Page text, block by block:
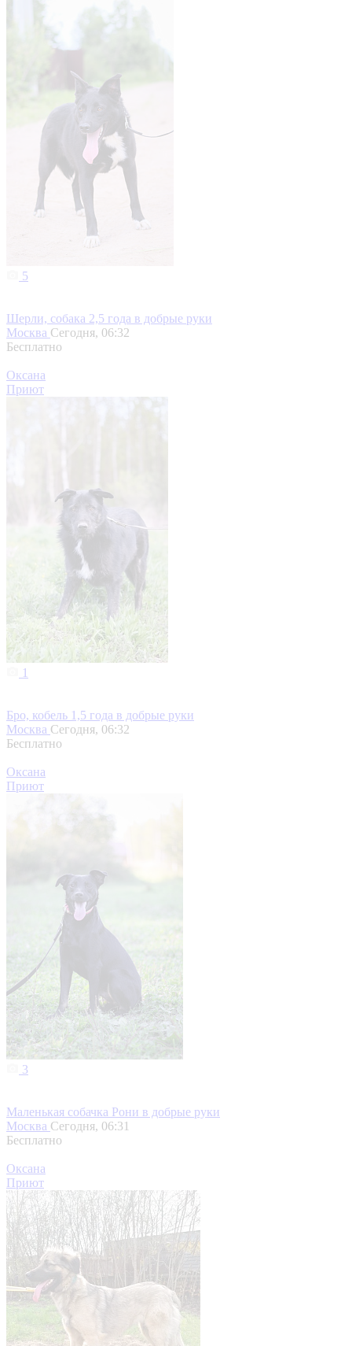
5
Шерли, собака 2,5 года в добрые руки
Москва Сегодня, 06:32
Бесплатно
Оксана
Приют
1
Бро, кобель 1,5 года в добрые руки
Москва Сегодня, 06:32
Бесплатно
Оксана
Приют
3
Маленькая собачка Рони в добрые руки
Москва Сегодня, 06:31
Бесплатно
Оксана
Приют